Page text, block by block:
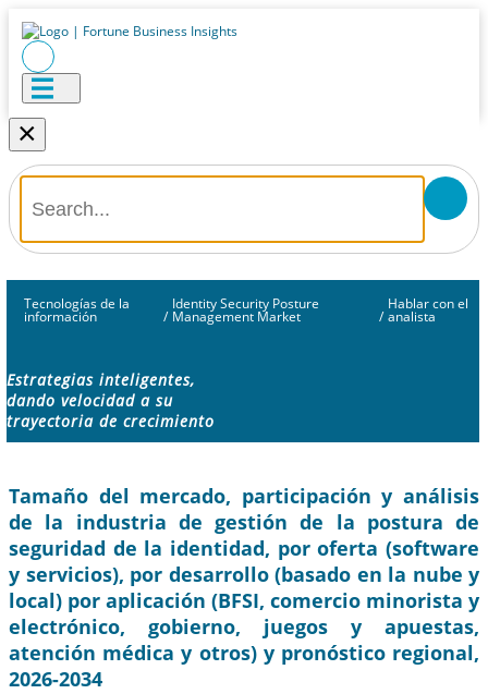
×
Tecnologías de la
información /
Identity Security Posture
Management Market /
Hablar con el
analista
Estrategias inteligentes,
dando velocidad a su
trayectoria de crecimiento
Tamaño del mercado, participación y análisis
de la industria de gestión de la postura de
seguridad de la identidad, por oferta (software
y servicios), por desarrollo (basado en la nube y
local) por aplicación (BFSI, comercio minorista y
electrónico, gobierno, juegos y apuestas,
atención médica y otros) y pronóstico regional,
2026-2034